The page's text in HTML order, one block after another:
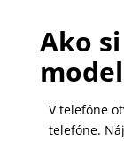
Ako
V telefóne
telefóne.